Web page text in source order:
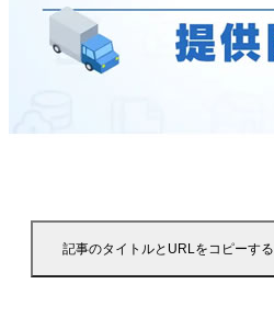
記事のタイトルとURLをコピーする